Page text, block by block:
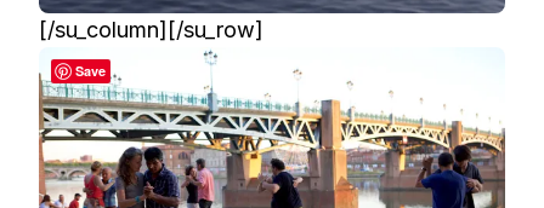
[/su_column][/su_row]
Save